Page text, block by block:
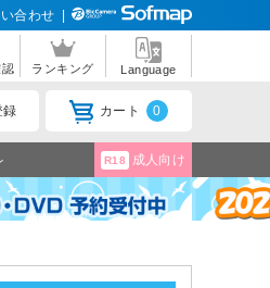
合わせ
認 ランキング Language
録 カート 0
R18 成人向け